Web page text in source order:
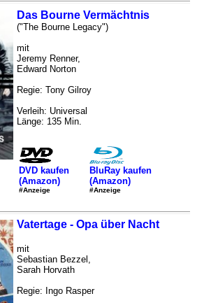
Das Bourne Vermächtnis
("The Bourne Legacy")
mit
Jeremy Renner,
Edward Norton
Regie: Tony Gilroy
Verleih: Universal
Länge: 135 Min.
DVD kaufen
(Amazon)
#Anzeige
BluRay kaufen
(Amazon)
#Anzeige
Vatertage - Opa über Nacht
mit
Sebastian Bezzel,
Sarah Horvath
Regie: Ingo Rasper